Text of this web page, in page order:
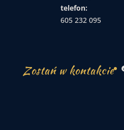
telefon:
605 232 095
Zostań w kontakcie